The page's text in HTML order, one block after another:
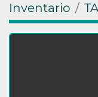
Inventario